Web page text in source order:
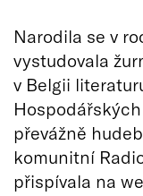
Narodila se v
vystudovala
v Belgii
převážně
komunitní
přispívala na